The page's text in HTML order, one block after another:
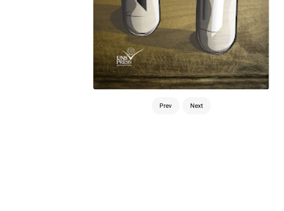
Prev Next